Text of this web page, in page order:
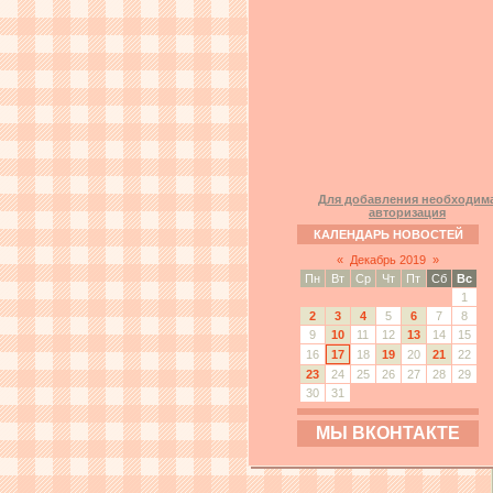
Для добавления
авторизация
КАЛЕНДАРЬ НОВОСТЕЙ
« Декабрь 2019 »
Пн
Вт Ср Чт Пт Сб
Вс
1
2
3 4 5 6 7
8
9
10 11 12 13 14
15
16
17 18 19 20 21
22
23
24 25 26 27 28
29
30
31
МЫ ВКОНТАКТЕ